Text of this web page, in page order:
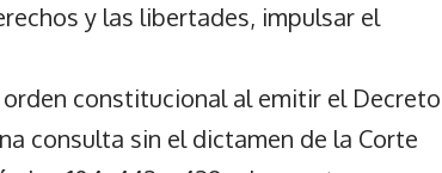
y las libertades, impulsar el
constitucional al emitir el Decreto
consulta sin el dictamen de la Corte